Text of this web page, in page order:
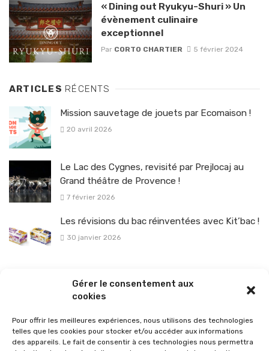
Gérer le consentement aux
cookies
Pour offrir les meilleures expériences, nous utilisons des technologies
telles que les cookies pour stocker et/ou accéder aux informations
des appareils. Le fait de consentir à ces technologies nous permettra
« Dining out Ryukyu-Shuri » Un
évènement culinaire
exceptionnel
Par CORTO CHARTIER 5 février 2024
ARTICLES RÉCENTS
Mission sauvetage de jouets par Ecomaison !
20 avril 2026
Le Lac des Cygnes, revisité par Prejlocaj au
Grand théâtre de Provence !
7 février 2026
Les révisions du bac réinventées avec Kit’bac !
30 janvier 2026